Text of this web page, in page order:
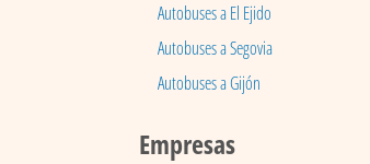
Autobuses a El Ejido
Autobuses a Segovia
Autobuses a Gijón
Empresas